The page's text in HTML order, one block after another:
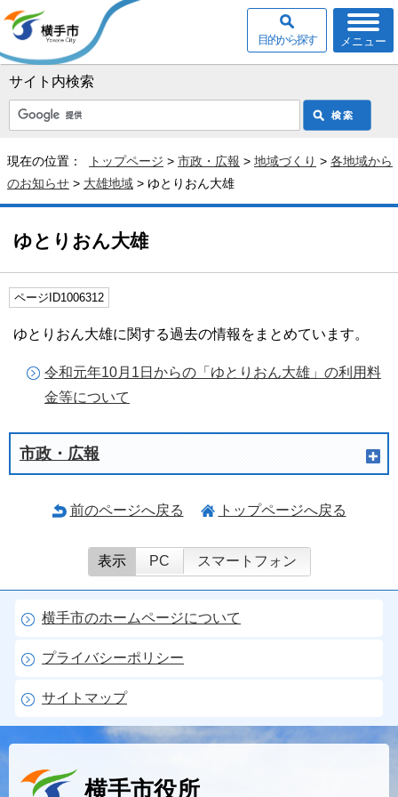
サイト内検索
メニュー
目的から探す
現在の位置： トップページ > 市政・広報 > 地域づくり > 各地域から
のお知らせ > 大雄地域 > ゆとりおん大雄
ゆとりおん大雄
ページID1006312
ゆとりおん大雄に関する過去の情報をまとめています。
令和元年10月1日からの「ゆとりおん大雄」の利用料
金等について
市政・広報
前のページへ戻る トップページへ戻る
表示 PC スマートフォン
横手市のホームページについて
プライバシーポリシー
サイトマップ
横手市役所